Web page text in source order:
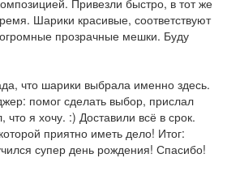
Шарики красивые, соответствуют
прозрачные мешки. Буду
что шарики выбрала именно здесь.
помог сделать выбор, прислал
я хочу. :) Доставили всё в срок.
приятно иметь дело! Итог:
супер день рождения! Спасибо!